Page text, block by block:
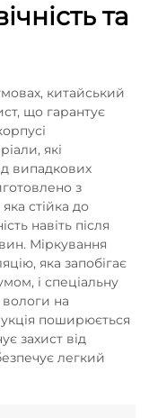
та
китайський
що гарантує
які
випадкових
з
стійка до
навіть після
Міркування
яка запобігає
і спеціальну
вологи на
поширюється
захист від
легкий